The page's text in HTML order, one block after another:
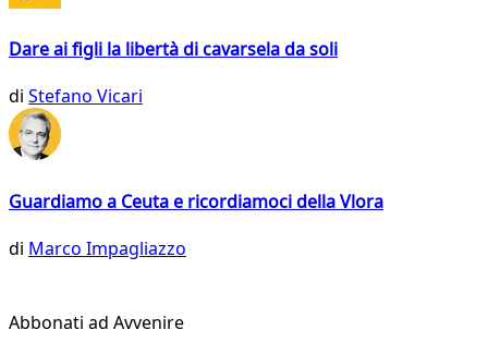
Dare ai figli la libertà di cavarsela da soli
di Stefano Vicari
Guardiamo a Ceuta e ricordiamoci della Vlora
di Marco Impagliazzo
Abbonati ad Avvenire